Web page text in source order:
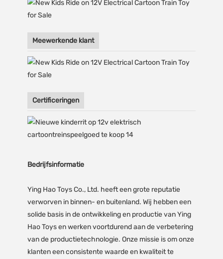
Meewerkende klant
Certificeringen
Bedrijfsinformatie
Ying Hao Toys Co., Ltd. heeft een grote reputatie
verworven in binnen- en buitenland. Wij hebben een
solide basis in de ontwikkeling en productie van Ying
Hao Toys en werken voortdurend aan de verbetering
van de productietechnologie. Onze missie is om onze
klanten een consistente waarde en kwaliteit te